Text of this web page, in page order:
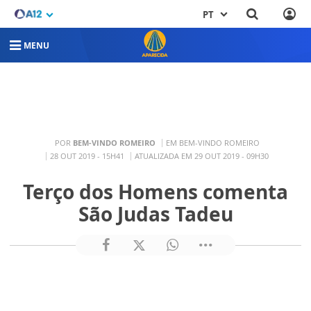
PT
MENU
POR BEM-VINDO ROMEIRO
EM BEM-VINDO ROMEIRO
28 OUT 2019 - 15H41
ATUALIZADA EM 29 OUT 2019 - 09H30
Terço dos Homens comenta
São Judas Tadeu